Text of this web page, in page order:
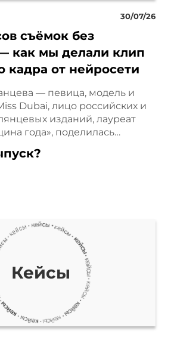
клиентов, свой
и очень
мы
некое УТП.
об этом
начали? Мы
публичным
Тогда он
был в офлайн.
два месяца
30/07/26
съёмок без
как мы делали клип
кадра от нейросети
— певица, модель и
Dubai, лицо российских и
изданий, лауреат
года», поделилась…
Кейсы